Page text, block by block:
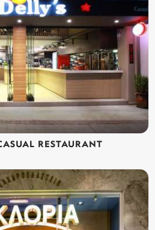
RESTAURANT